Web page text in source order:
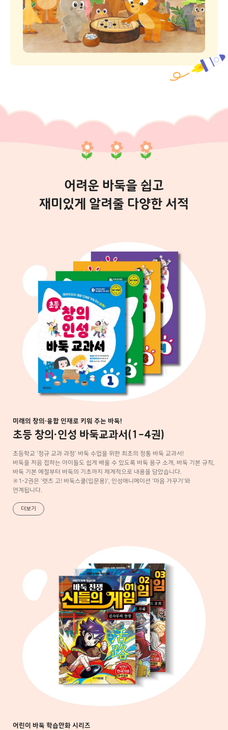
어려운 바둑을 쉽고
재미있게 알려줄 다양한 서적
미래의 창의·융합 인재로 키워 주는 바둑!
초등 창의·인성 바둑교과서(1-4권)
초등학교 '정규 교과 과정' 바둑 수업을 위한 최초의 정통 바둑 교과서!
바둑을 처음 접하는 아이들도 쉽게 배울 수 있도록 바둑 용구 소개, 바둑 기본 규칙,
바둑 기본 예절부터 바둑의 기초까지 체계적으로 내용을 담았습니다.
※1-2권은 '렛츠 고! 바둑스쿨(입문용)', 인성애니메이션 '마음 가꾸기'와
연계됩니다.
더보기
어린이 바둑 학습만화 시리즈